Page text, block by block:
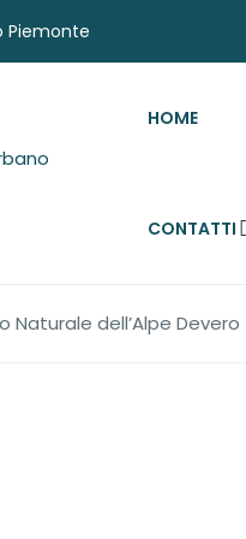
Piemonte
HOME
CONTATTI
Naturale dell’Alpe Devero